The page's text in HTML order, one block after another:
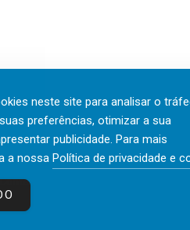
Contactos
neste site para analisar o
preferências, otimizar a sua
publicidade. Para mais
a nossa Política de privacidade e